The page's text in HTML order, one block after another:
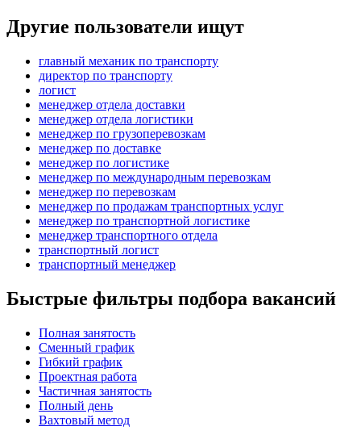
Другие пользователи ищут
главный механик по транспорту
директор по транспорту
логист
менеджер отдела доставки
менеджер отдела логистики
менеджер по грузоперевозкам
менеджер по доставке
менеджер по логистике
менеджер по международным перевозкам
менеджер по перевозкам
менеджер по продажам транспортных услуг
менеджер по транспортной логистике
менеджер транспортного отдела
транспортный логист
транспортный менеджер
Быстрые фильтры подбора вакансий
Полная занятость
Сменный график
Гибкий график
Проектная работа
Частичная занятость
Полный день
Вахтовый метод